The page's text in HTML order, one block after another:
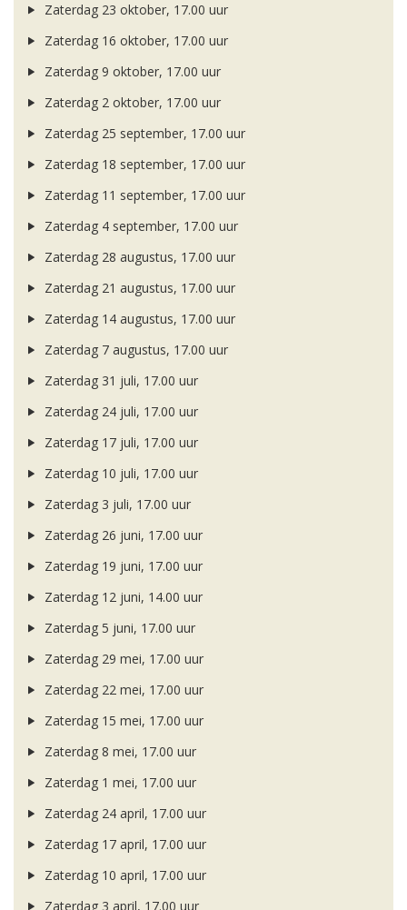
Zaterdag 23 oktober, 17.00 uur
Zaterdag 16 oktober, 17.00 uur
Zaterdag 9 oktober, 17.00 uur
Zaterdag 2 oktober, 17.00 uur
Zaterdag 25 september, 17.00 uur
Zaterdag 18 september, 17.00 uur
Zaterdag 11 september, 17.00 uur
Zaterdag 4 september, 17.00 uur
Zaterdag 28 augustus, 17.00 uur
Zaterdag 21 augustus, 17.00 uur
Zaterdag 14 augustus, 17.00 uur
Zaterdag 7 augustus, 17.00 uur
Zaterdag 31 juli, 17.00 uur
Zaterdag 24 juli, 17.00 uur
Zaterdag 17 juli, 17.00 uur
Zaterdag 10 juli, 17.00 uur
Zaterdag 3 juli, 17.00 uur
Zaterdag 26 juni, 17.00 uur
Zaterdag 19 juni, 17.00 uur
Zaterdag 12 juni, 14.00 uur
Zaterdag 5 juni, 17.00 uur
Zaterdag 29 mei, 17.00 uur
Zaterdag 22 mei, 17.00 uur
Zaterdag 15 mei, 17.00 uur
Zaterdag 8 mei, 17.00 uur
Zaterdag 1 mei, 17.00 uur
Zaterdag 24 april, 17.00 uur
Zaterdag 17 april, 17.00 uur
Zaterdag 10 april, 17.00 uur
Zaterdag 3 april, 17.00 uur